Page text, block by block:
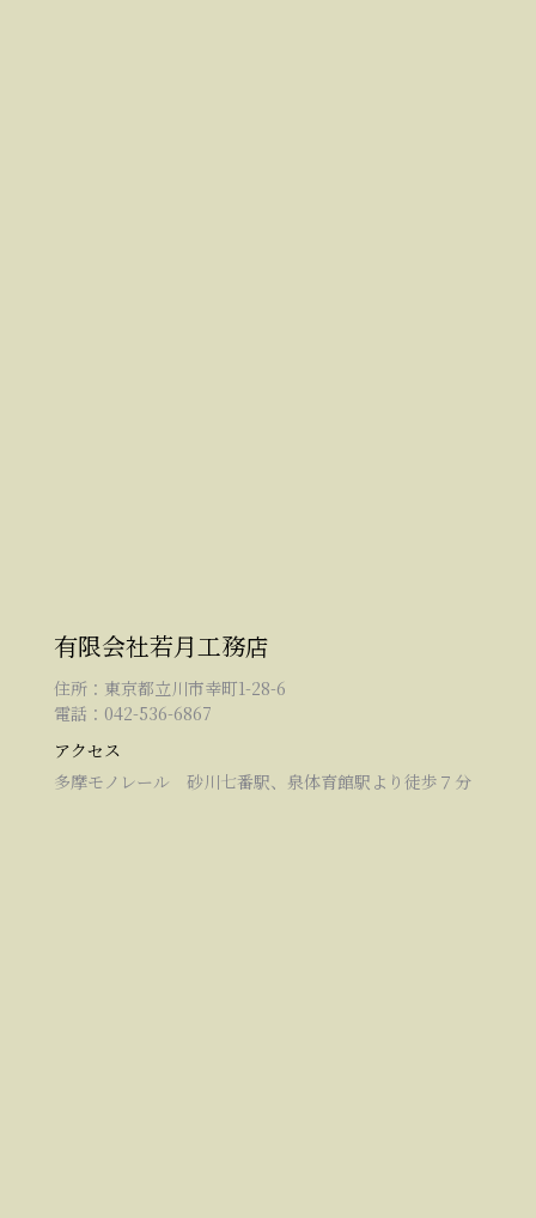
有限会社若月工務店
住所：東京都立川市幸町1-28-6
電話：042-536-6867
アクセス
多摩モノレール 砂川七番駅、泉体育館駅より徒歩７分